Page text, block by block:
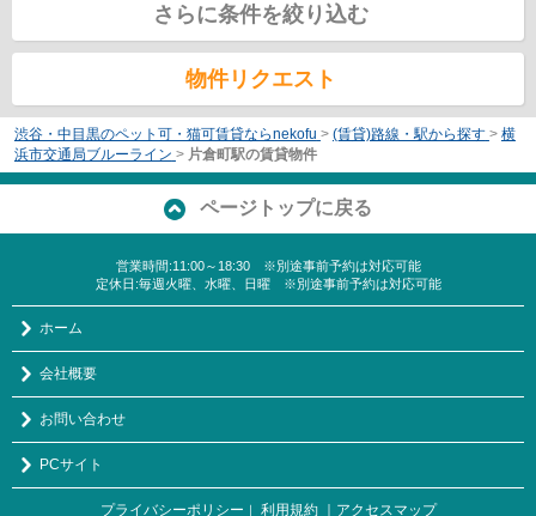
さらに条件を絞り込む
物件リクエスト
渋谷・中目黒のペット可・猫可賃貸ならnekofu > (賃貸)路線・駅から探す > 横
浜市交通局ブルーライン > 片倉町駅の賃貸物件
ページトップに戻る
営業時間:11:00～18:30 ※別途事前予約は対応可能
定休日:毎週火曜、水曜、日曜 ※別途事前予約は対応可能
ホーム
会社概要
お問い合わせ
PCサイト
プライバシーポリシー ｜ 利用規約 ｜アクセスマップ